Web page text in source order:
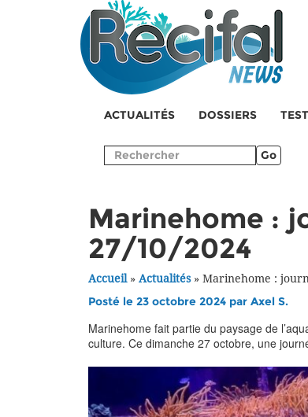
ACTUALITÉS DOSSIERS
Go
Marinehome :
27/10/2024
Accueil» Actualités» Marinehome :
Posté le 23 octobre 2024 par Axel S.
Marinehome fait partie du paysage de
culture. Ce dimanche 27 octobre, une